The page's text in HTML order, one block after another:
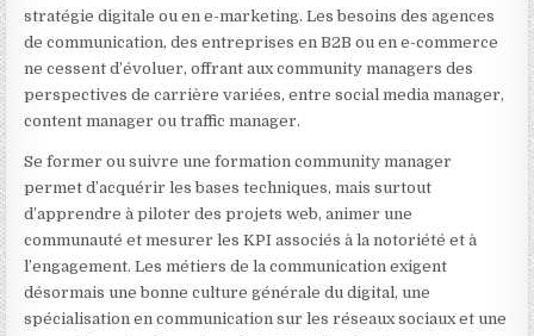
stratégie digitale ou en e-marketing. Les besoins des agences
de communication, des entreprises en B2B ou en e-commerce
ne cessent d’évoluer, offrant aux community managers des
perspectives de carrière variées, entre social media manager,
content manager ou traffic manager.
Se former ou suivre une formation community manager
permet d’acquérir les bases techniques, mais surtout
d’apprendre à piloter des projets web, animer une
communauté et mesurer les KPI associés à la notoriété et à
l’engagement. Les métiers de la communication exigent
désormais une bonne culture générale du digital, une
spécialisation en communication sur les réseaux sociaux et une